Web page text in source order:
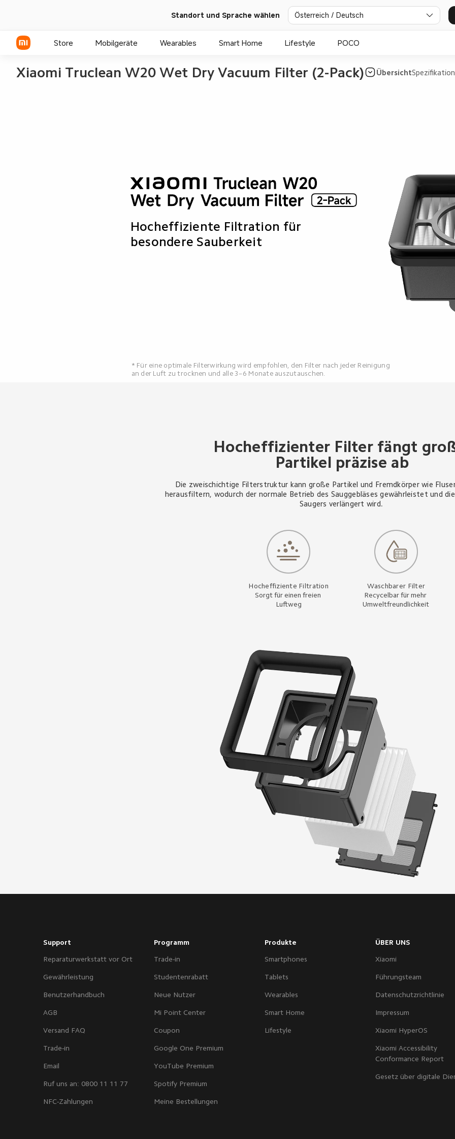
Standort und Sprache wählen Österreich / Deutsch
Store Mobilgeräte Wearables Smart Home Lifestyle POCO
Xiaomi Truclean W20 Wet Dry Vacuum Filter (2-Pack) Übersicht
Hocheffiziente Filtration für
besondere Sauberkeit
* Für eine optimale Filterwirkung wird empfohlen, den Filter nach jeder Reinigung
an der Luft zu trocknen und alle 3–6 Monate auszutauschen.
Hocheffizienter Filter fängt
Partikel präzise ab
Die zweischichtige Filterstruktur kann große Partikel und Fremdkörper wie
herausfiltern, wodurch der normale Betrieb des Sauggebläses gewährleistet und
Saugers verlängert wird.
Hocheffiziente Filtration
Sorgt für einen freien
Luftweg
Waschbarer Filter
Recycelbar für mehr
Umweltfreundlichkeit
Support
Reparaturwerkstatt vor Ort
Gewährleistung
Benutzerhandbuch
AGB
Versand FAQ
Trade-in
Email
Ruf uns an: 0800 11 11 77
NFC-Zahlungen
Programm
Trade-in
Studentenrabatt
Neue Nutzer
Mi Point Center
Coupon
Google One Premium
YouTube Premium
Spotify Premium
Meine Bestellungen
Produkte
Smartphones
Tablets
Wearables
Smart Home
Lifestyle
ÜBER UNS
Xiaomi
Führungsteam
Datenschutzrichtlinie
Impressum
Xiaomi HyperOS
Xiaomi Accessibility
Conformance Report
Gesetz über digitale